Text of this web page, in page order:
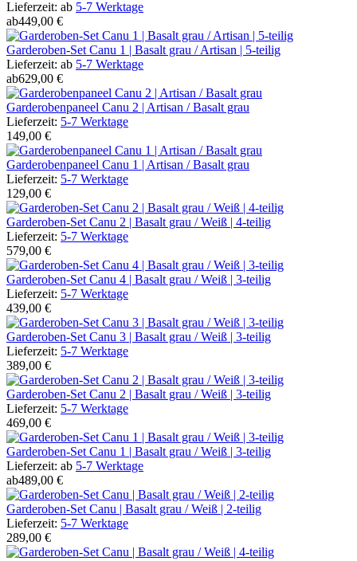
Lieferzeit: ab 5-7 Werktage
ab449,00 €
Garderoben-Set Canu 1 | Basalt grau / Artisan | 5-teilig
Lieferzeit: ab 5-7 Werktage
ab629,00 €
Garderobenpaneel Canu 2 | Artisan / Basalt grau
Lieferzeit: 5-7 Werktage
149,00 €
Garderobenpaneel Canu 1 | Artisan / Basalt grau
Lieferzeit: 5-7 Werktage
129,00 €
Garderoben-Set Canu 2 | Basalt grau / Weiß | 4-teilig
Lieferzeit: 5-7 Werktage
579,00 €
Garderoben-Set Canu 4 | Basalt grau / Weiß | 3-teilig
Lieferzeit: 5-7 Werktage
439,00 €
Garderoben-Set Canu 3 | Basalt grau / Weiß | 3-teilig
Lieferzeit: 5-7 Werktage
389,00 €
Garderoben-Set Canu 2 | Basalt grau / Weiß | 3-teilig
Lieferzeit: 5-7 Werktage
469,00 €
Garderoben-Set Canu 1 | Basalt grau / Weiß | 3-teilig
Lieferzeit: ab 5-7 Werktage
ab489,00 €
Garderoben-Set Canu | Basalt grau / Weiß | 2-teilig
Lieferzeit: 5-7 Werktage
289,00 €